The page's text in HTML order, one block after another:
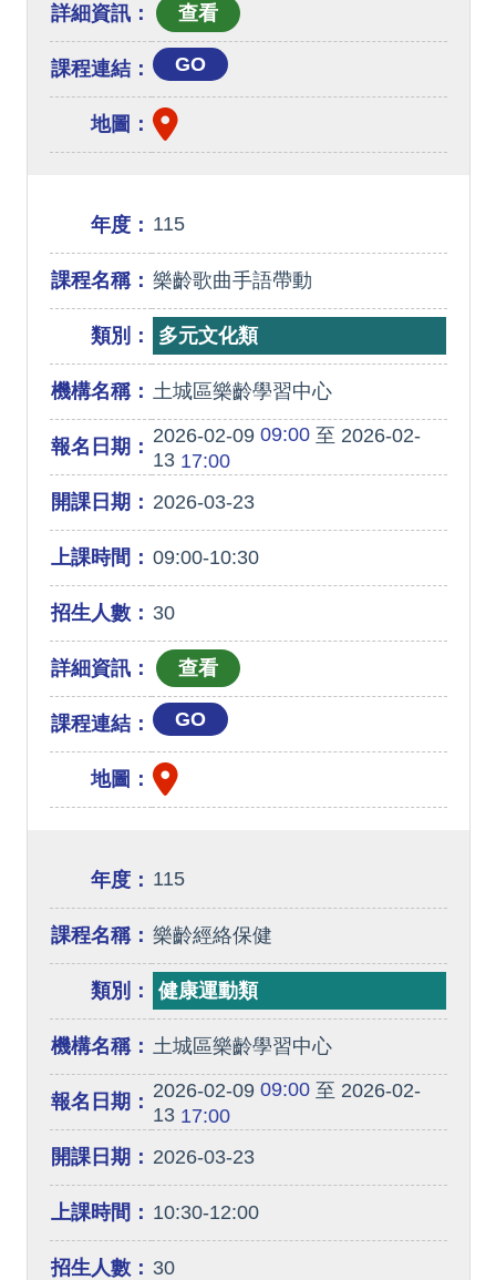
詳細資訊：
課程連結： GO
地圖：
年度： 115
課程名稱： 樂齡歌曲手語帶動
類別： 多元文化類
機構名稱： 土城區樂齡學習中心
報名日期： 2026-02-0909:00至 2026-02-
1317:00
開課日期： 2026-03-23
上課時間： 09:00-10:30
招生人數： 30
詳細資訊：
課程連結： GO
地圖：
年度： 115
課程名稱： 樂齡經絡保健
類別： 健康運動類
機構名稱： 土城區樂齡學習中心
報名日期： 2026-02-0909:00至 2026-02-
1317:00
開課日期： 2026-03-23
上課時間： 10:30-12:00
招生人數： 30